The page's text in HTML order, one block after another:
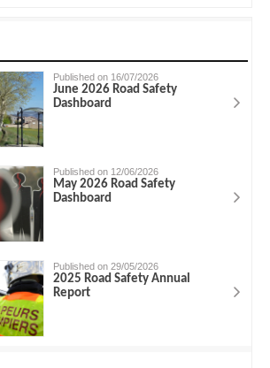
Published on 16/07/2026
June 2026 Road Safety
Dashboard
Published on 12/06/2026
May 2026 Road Safety
Dashboard
Published on 29/05/2026
2025 Road Safety Annual
Report